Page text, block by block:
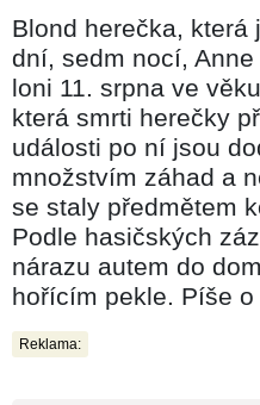
Blond herečka, která
dní, sedm nocí,
loni 11. srpna ve
která smrti herečky
události po ní jsou
množstvím záhad a
se staly předmětem
Podle hasičských
nárazu autem do
hořícím pekle. Píše o
Reklama: